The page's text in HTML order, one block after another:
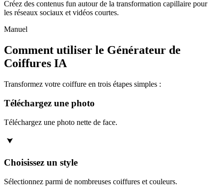
Créez des contenus fun autour de la transformation capillaire pour
les réseaux sociaux et vidéos courtes.
Manuel
Comment utiliser le Générateur de
Coiffures IA
Transformez votre coiffure en trois étapes simples :
Téléchargez une photo
Téléchargez une photo nette de face.
Choisissez un style
Sélectionnez parmi de nombreuses coiffures et couleurs.